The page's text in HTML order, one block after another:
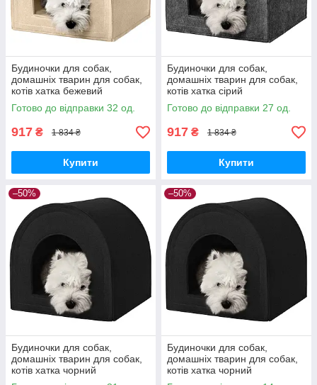
Будиночки для собак,
домашніх тварин для собак,
котів хатка бежевий
Готово до відправки 32 од.
917 ₴ 1 834 ₴
Купити
Будиночки для собак,
домашніх тварин для собак,
котів хатка сірий
Готово до відправки 27 од.
917 ₴ 1 834 ₴
Купити
–50%
Будиночки для собак,
домашніх тварин для собак,
котів хатка чорний
–50%
Будиночки для собак,
домашніх тварин для собак,
котів хатка чорний